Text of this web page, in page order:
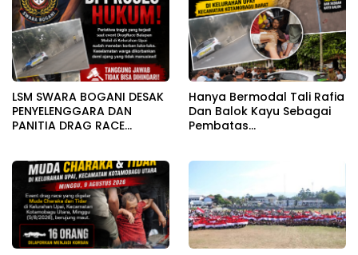
LSM SWARA BOGANI DESAK
PENYELENGGARA DAN
PANITIA DRAG RACE
DAN 6 ORANG LAINYA
MENINGGAL DUNIA
Hanya Bermodal Tali Rafia
Dan Balok Kayu Sebagai
Pembatas
Korban,6 Orang Meninggal
Dunia